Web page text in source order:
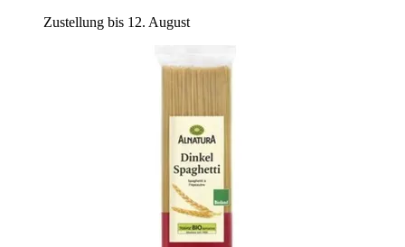
Zustellung bis 12. August